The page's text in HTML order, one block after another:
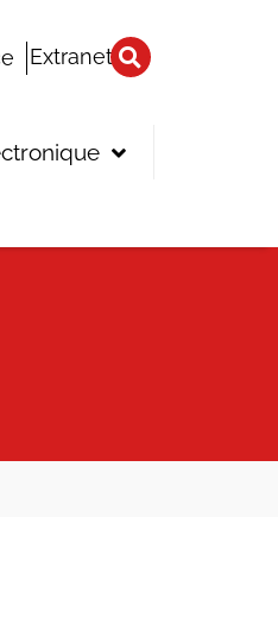
Extranet